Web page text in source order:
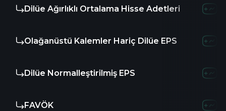
Dilüe Ağırlıklı Ortalama Hisse Adetleri
Olağanüstü Kalemler Hariç Dilüe EPS
Dilüe Normalleştirilmiş EPS
FAVÖK